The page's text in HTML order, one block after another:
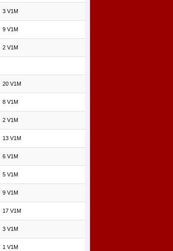
3 V1M
9 V1M
2 V1M
20 V1M
8 V1M
2 V1M
13 V1M
6 V1M
5 V1M
9 V1M
17 V1M
3 V1M
1 V1M